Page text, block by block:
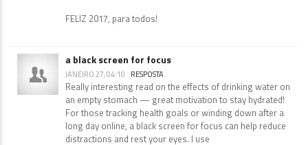
FELIZ 2017, para todos!
a black screen for focus
JANEIRO 27, 04:10 RESPOSTA
Really interesting read on the effects of drinking water on
an empty stomach — great motivation to stay hydrated!
For those tracking health goals or winding down after a
long day online, a black screen for focus can help reduce
distractions and rest your eyes. I use